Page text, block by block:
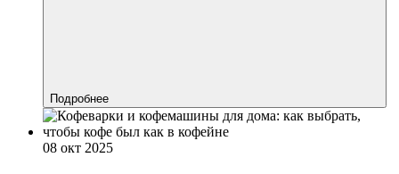
Подробнее
08 окт 2025